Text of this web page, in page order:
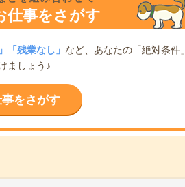
仕事をさがす
「残業なし」 など、あなたの「絶対条件」
ましょう♪
をさがす